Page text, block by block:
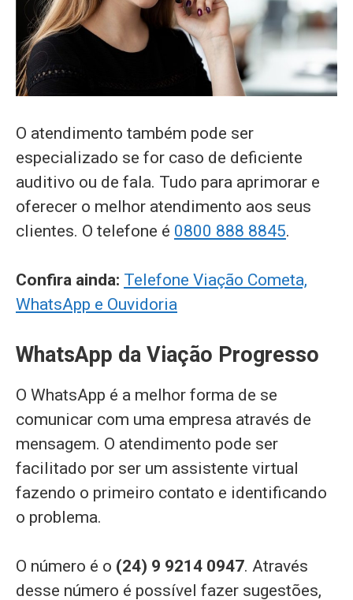
O atendimento também pode ser
especializado se for caso de deficiente
auditivo ou de fala. Tudo para aprimorar e
oferecer o melhor atendimento aos seus
clientes. O telefone é 0800 888 8845.
Confira ainda: Telefone Viação Cometa,
WhatsApp e Ouvidoria
WhatsApp da Viação Progresso
O WhatsApp é a melhor forma de se
comunicar com uma empresa através de
mensagem. O atendimento pode ser
facilitado por ser um assistente virtual
fazendo o primeiro contato e identificando
o problema.
O número é o (24) 9 9214 0947. Através
desse número é possível fazer sugestões,